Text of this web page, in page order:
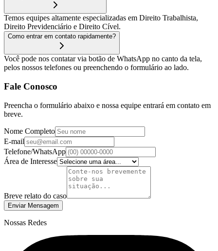
Temos equipes altamente especializadas em Direito Trabalhista,
Direito Previdenciário e Direito Cível.
Como entrar em contato rapidamente?
Você pode nos contatar via botão de WhatsApp no canto da tela,
pelos nossos telefones ou preenchendo o formulário ao lado.
Fale Conosco
Preencha o formulário abaixo e nossa equipe entrará em contato em
breve.
Nome Completo
E-mail
Telefone/WhatsApp
Área de Interesse
Breve relato do caso
Enviar Mensagem
Nossas Redes